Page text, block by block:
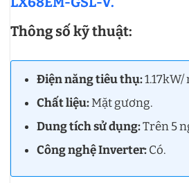
Thông số kỹ thuật:
Điện năng tiêu thụ:1.17kW/
Chất liệu:Mặt gương.
Dung tích sử dụng:Trên 5
Công nghệ Inverter:Có.